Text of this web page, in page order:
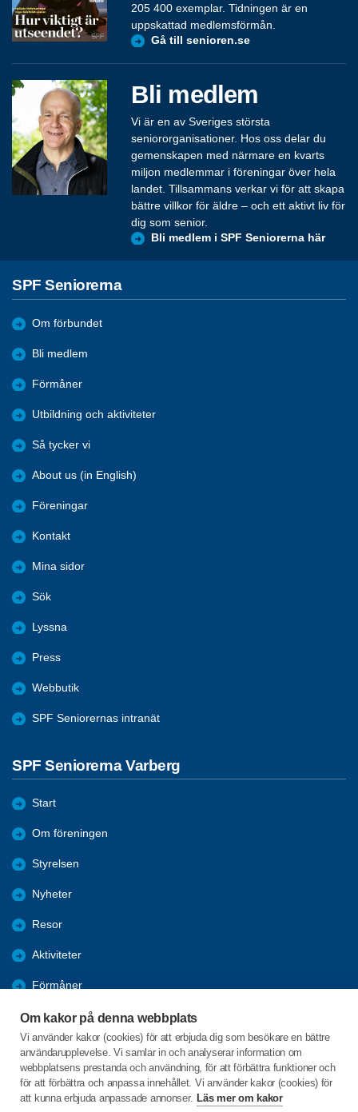
Om kakor på denna webbplats
Vi använder kakor (cookies) för att erbjuda dig som besökare en bättre
användarupplevelse. Vi samlar in och analyserar information om
webbplatsens prestanda och användning, för att förbättra funktioner och
för att förbättra och anpassa innehållet. Vi använder kakor (cookies) för
att kunna erbjuda anpassade annonser. Läs mer om kakor
205 400 exemplar. Tidningen är en
uppskattad medlemsförmån.
Gå till senioren.se
Bli medlem
Vi är en av Sveriges största
seniororganisationer. Hos oss delar du
gemenskapen med närmare en kvarts
miljon medlemmar i föreningar över hela
landet. Tillsammans verkar vi för att skapa
bättre villkor för äldre – och ett aktivt liv för
dig som senior.
Bli medlem i SPF Seniorerna här
SPF Seniorerna
Om förbundet
Bli medlem
Förmåner
Utbildning och aktiviteter
Så tycker vi
About us (in English)
Föreningar
Kontakt
Mina sidor
Sök
Lyssna
Press
Webbutik
SPF Seniorernas intranät
SPF Seniorerna Varberg
Start
Om föreningen
Styrelsen
Nyheter
Resor
Aktiviteter
Förmåner
E-post
Bildarkiv
DigitalHjälp